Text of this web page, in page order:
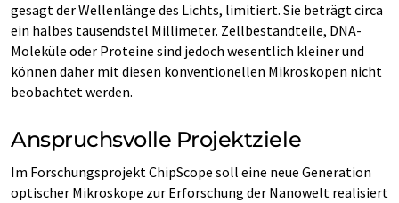
gesagt der Wellenlänge des Lichts, limitiert. Sie beträgt circa
ein halbes tausendstel Millimeter. Zellbestandteile, DNA-
Moleküle oder Proteine sind jedoch wesentlich kleiner und
können daher mit diesen konventionellen Mikroskopen nicht
beobachtet werden.
Anspruchsvolle Projektziele
Im Forschungsprojekt ChipScope soll eine neue Generation
optischer Mikroskope zur Erforschung der Nanowelt realisiert